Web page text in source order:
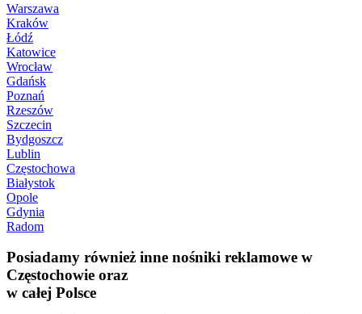
Warszawa
Kraków
Łódź
Katowice
Wrocław
Gdańsk
Poznań
Rzeszów
Szczecin
Bydgoszcz
Lublin
Częstochowa
Białystok
Opole
Gdynia
Radom
Posiadamy również inne nośniki reklamowe w
Częstochowie oraz
w całej Polsce